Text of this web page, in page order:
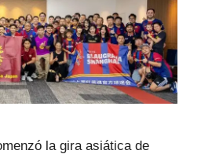
la gira asiática de